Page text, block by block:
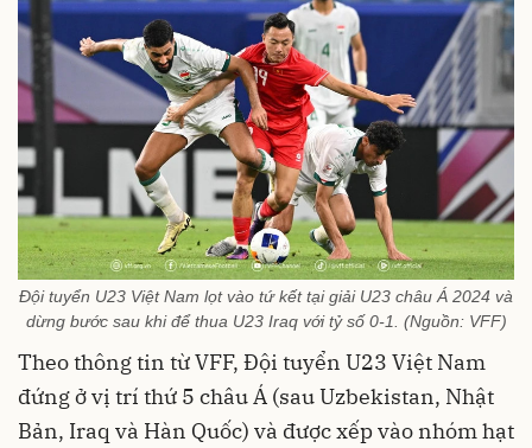
Đội tuyển U23 Việt Nam lọt vào tứ kết tại giải U23 châu Á 2024 và
dừng bước sau khi để thua U23 Iraq với tỷ số 0-1. (Nguồn: VFF)
Theo thông tin từ VFF, Đội tuyển U23 Việt Nam
đứng ở vị trí thứ 5 châu Á (sau Uzbekistan, Nhật
Bản, Iraq và Hàn Quốc) và được xếp vào nhóm hạt